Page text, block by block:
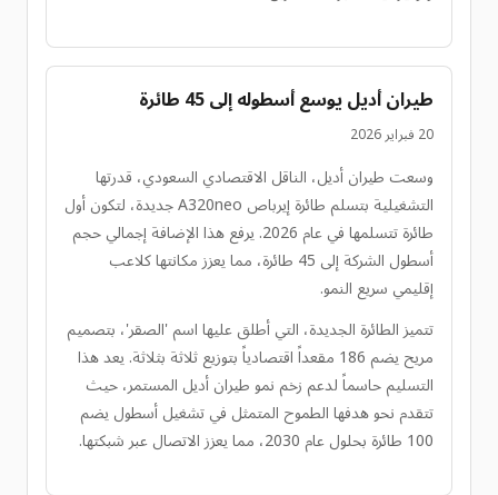
طيران أديل يوسع أسطوله إلى 45 طائرة
20 فبراير 2026
وسعت طيران أديل، الناقل الاقتصادي السعودي، قدرتها
التشغيلية بتسلم طائرة إيرباص A320neo جديدة، لتكون أول
طائرة تتسلمها في عام 2026. يرفع هذا الإضافة إجمالي حجم
أسطول الشركة إلى 45 طائرة، مما يعزز مكانتها كلاعب
إقليمي سريع النمو.
تتميز الطائرة الجديدة، التي أطلق عليها اسم 'الصقر'، بتصميم
مريح يضم 186 مقعداً اقتصادياً بتوزيع ثلاثة بثلاثة. يعد هذا
التسليم حاسماً لدعم زخم نمو طيران أديل المستمر، حيث
تتقدم نحو هدفها الطموح المتمثل في تشغيل أسطول يضم
100 طائرة بحلول عام 2030، مما يعزز الاتصال عبر شبكتها.